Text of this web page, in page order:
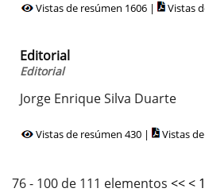
Vistas de resúmen 1606 | Vistas
Editorial
Editorial
Jorge Enrique Silva Duarte
Vistas de resúmen 430 | Vistas
76 - 100 de 111 elementos <<< 1